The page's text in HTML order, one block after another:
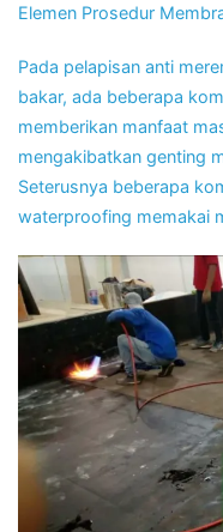
Elemen Prosedur
Pada pelapisan anti
bakar, ada beberapa
memberikan manfaat
mengakibatkan genting
Seterusnya beberapa
waterproofing memakai